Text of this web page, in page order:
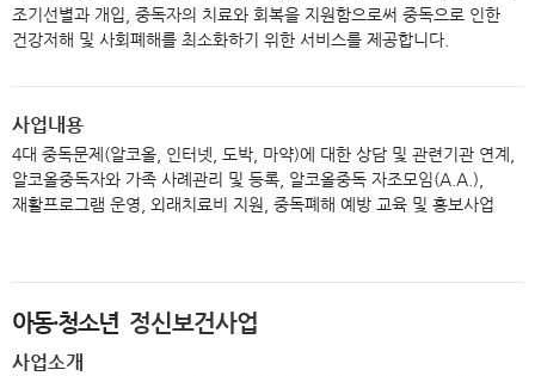
조기선별과 개입, 중독자의 치료와 회복을 지원함으로써 중독으로 인한
건강저해 및 사회폐해를 최소화하기 위한 서비스를 제공합니다.
사업내용
4대 중독문제(알코올, 인터넷, 도박, 마약)에 대한 상담 및 관련기관 연계,
알코올중독자와 가족 사례관리 및 등록, 알코올중독 자조모임(A.A.),
재활프로그램 운영, 외래치료비 지원, 중독폐해 예방 교육 및 홍보사업
아동·청소년 정신보건사업
사업소개